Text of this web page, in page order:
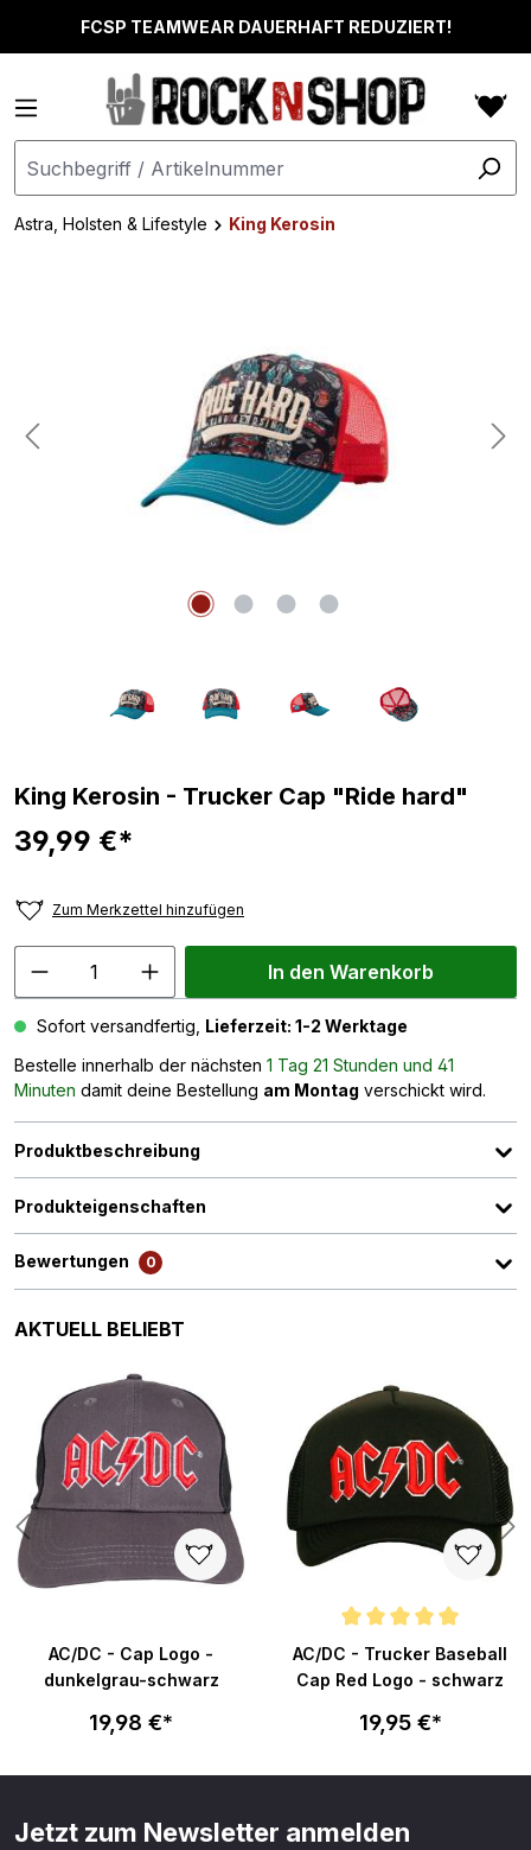
springenFCSP TEAMWEAR DAUERHAFT REDUZIERT!
Astra, Holsten & Lifestyle
King Kerosin
King Kerosin - Trucker Cap "Ride hard"
39,99 €*
Zum Merkzettel hinzufügen
In den Warenkorb
Sofort versandfertig, Lieferzeit: 1-2 Werktage
Bestelle innerhalb der nächsten 1 Tag 21 Stunden und 41
Minuten damit deine Bestellung am Montag verschickt wird.
Produktbeschreibung
Produkteigenschaften
Bewertungen 0
Produktgalerie überspringen
AKTUELL BELIEBT
AC/DC - Cap Logo -
dunkelgrau-schwarz
19,98 €*
Durchschnittliche Bewertung
AC/DC - Trucker Baseball
Cap Red Logo - schwarz
19,95 €*
Jetzt zum Newsletter anmelden